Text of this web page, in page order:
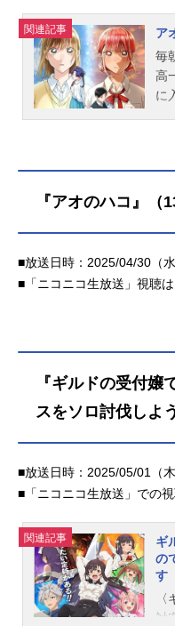
レ
計...
送
4
テ
キ
圭
斗
載
ン
督
谷
関連記事
ア
毎
高
に
ケ
問
勉
活
ケ
里
瀬
藤
梶
社
構
野
督
督
『アオのハコ』（
■放送日時：2025/04/30（
■「ニコニコ生放送」視聴は
『ギルドの受付嬢
スをソロ討伐しよ
■放送日時：2025/05/01（
■「ニコニコ生放送」での
関連記事
ギ
の
す
対